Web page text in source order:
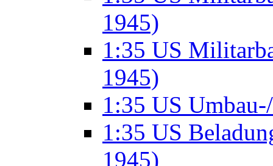
1945)
1:35 US
1945)
1:35 US
1:35 US
1945)